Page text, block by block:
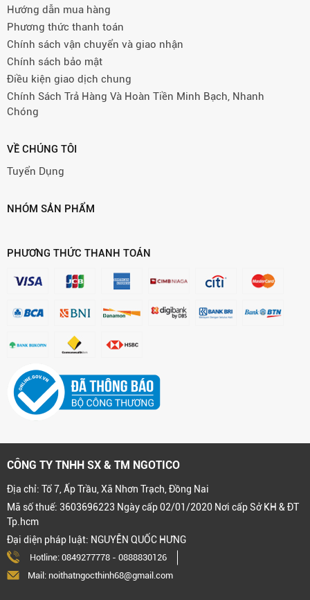
Hướng dẫn mua hàng
Phương thức thanh toán
Chính sách vận chuyển và giao nhận
Chính sách bảo mật
Điều kiện giao dịch chung
Chính Sách Trả Hàng Và Hoàn Tiền Minh Bạch, Nhanh
Chóng
VỀ CHÚNG TÔI
Tuyển Dụng
NHÓM SẢN PHẨM
PHƯƠNG THỨC THANH TOÁN
CÔNG TY TNHH SX & TM NGOTICO
Địa chỉ: Tổ 7, Ấp Trầu, Xã Nhơn Trạch, Đồng Nai
Mã số thuế: 3603696223 Ngày cấp 02/01/2020 Nơi cấp Sở KH & ĐT
Tp.hcm
Đại diện pháp luật: NGUYỄN QUỐC HƯNG
Hotline: 0849277778 - 0888830126
Mail: noithatngocthinh68@gmail.com